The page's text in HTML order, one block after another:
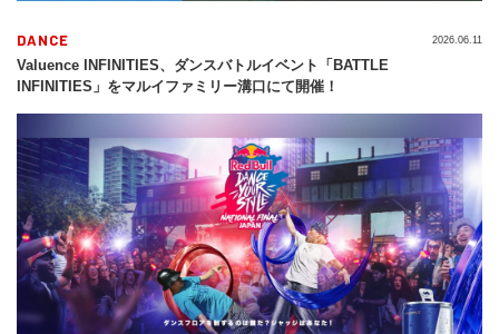
DANCE
Valuence INFINITIES、ダンスバトルイベント「BATTLE
INFINITIES」をマルイファミリー溝口にて開催！
2026.06.11